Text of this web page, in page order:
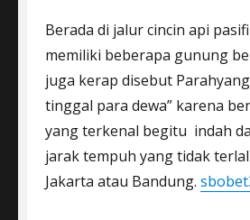
Berada di jalur cincin api
memiliki beberapa gunung
juga kerap disebut
tinggal para dewa” karena
yang terkenal begitu indah
jarak tempuh yang tidak
Jakarta atau Bandung.